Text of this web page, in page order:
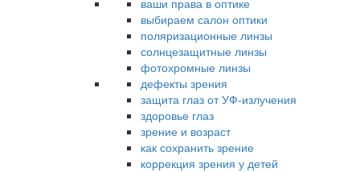
ваши права в оптике
выбираем салон оптики
поляризационные линзы
солнцезащитные линзы
фотохромные линзы
дефекты зрения
защита глаз от УФ-излучения
здоровье глаз
зрение и возраст
как сохранить зрение
коррекция зрения у детей